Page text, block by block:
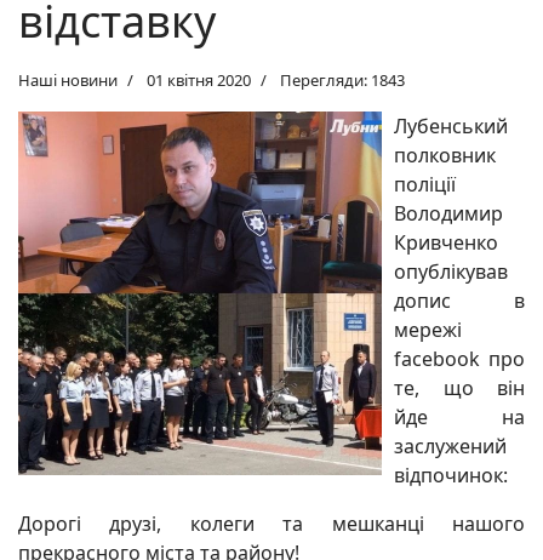
відставку
Наші новини 01 квітня 2020 Перегляди: 1843
Лубенський
полковник
поліції
Володимир
Кривченко
опублікував
допис в
мережі
facebook про
те, що він
йде на
заслужений
відпочинок:
Дорогі друзі, колеги та мешканці нашого
прекрасного міста та району!